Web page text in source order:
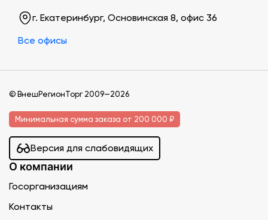
г. Екатеринбург, Основинская 8, офис 36
Все офисы
© ВнешРегионТорг 2009—2026
Минимальная сумма заказа от 200 000 ₽
Версия для слабовидящих
О компании
Госорганизациям
Контакты